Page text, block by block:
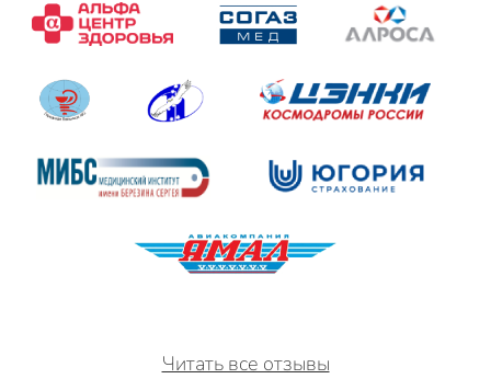
Читать все отзывы